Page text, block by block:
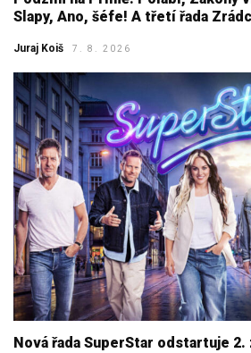
Slapy, Ano, šéfe! A třetí řada
Juraj Koiš 7. 8. 2026
Nová řada SuperStar odstartuje